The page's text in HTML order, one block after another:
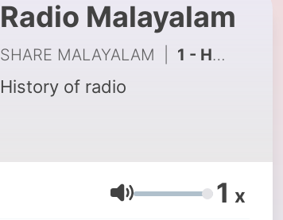
Radio Malayalam
SHARE MALAYALAM 1 - History of radio- MALAYALAM
History of radio
Volume 1 x